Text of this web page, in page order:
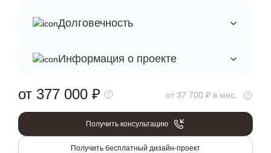
Долговечность
Информация о проекте
от 377 000 ₽ от 37 700 ₽ в мес.
Получить консультацию
Получить бесплатный дизайн-проект